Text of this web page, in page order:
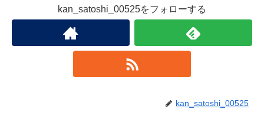
kan_satoshi_00525をフォローする
kan_satoshi_00525